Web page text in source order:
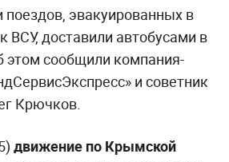
эвакуированных в
ВСУ, доставили автобусами в
сообщили компания-
и советник
Крючков.
движение по Крымской